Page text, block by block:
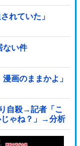
れていた」
ない件
画のままかよ」
自殺→記者「こ
じゃね？」→分析